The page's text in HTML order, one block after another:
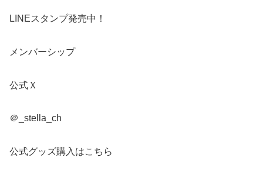
LINEスタンプ発売中！
メンバーシップ
公式Ｘ
＠_stella_ch
公式グッズ購入はこちら